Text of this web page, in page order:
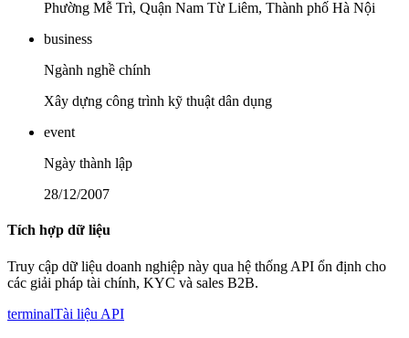
Phường Mễ Trì, Quận Nam Từ Liêm, Thành phố Hà Nội
business
Ngành nghề chính
Xây dựng công trình kỹ thuật dân dụng
event
Ngày thành lập
28/12/2007
Tích hợp dữ liệu
Truy cập dữ liệu doanh nghiệp này qua hệ thống API ổn định cho
các giải pháp tài chính, KYC và sales B2B.
terminalTài liệu API